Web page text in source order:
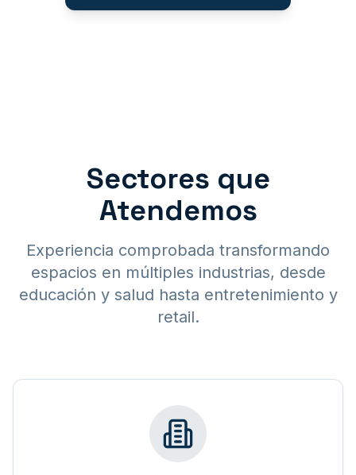
Sectores que
Atendemos
Experiencia comprobada transformando
espacios en múltiples industrias, desde
educación y salud hasta entretenimiento y
retail.